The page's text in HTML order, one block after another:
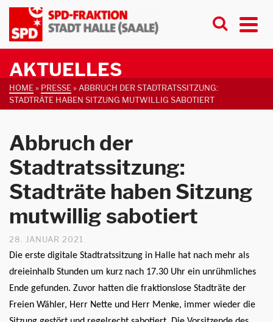
AKTUELLES
HOME» PRESSE» ABBRUCH DER STADTRATSSITZUNG:
STADTRÄTE HABEN SITZUNG MUTWILLIG SABOTIERT
Abbruch der
Stadtratssitzung:
Stadträte haben Sitzung
mutwillig sabotiert
28. JANUAR 2021
Die erste digitale Stadtratssitzung in Halle hat nach mehr als
dreieinhalb Stunden um kurz nach 17.30 Uhr ein unrühmliches
Ende gefunden. Zuvor hatten die fraktionslose Stadträte der
Freien Wähler, Herr Nette und Herr Menke, immer wieder die